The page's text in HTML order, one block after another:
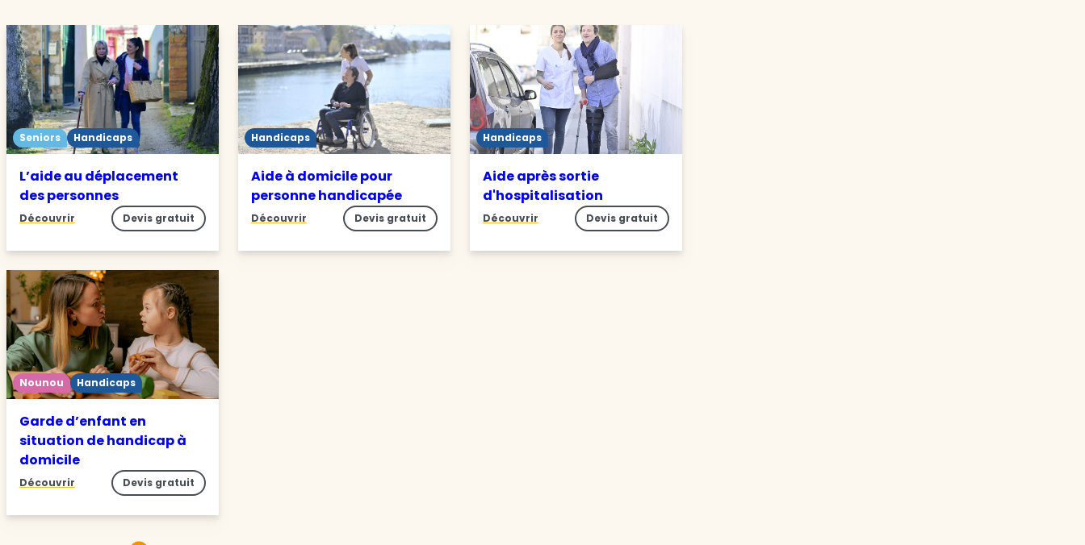
Seniors Handicaps
L’aide au déplacement
des personnes
Découvrir Devis gratuit
Handicaps
Aide à domicile pour
personne handicapée
Découvrir Devis gratuit
Handicaps
Aide après sortie
d'hospitalisation
Découvrir Devis gratuit
Nounou Handicaps
Garde d’enfant en
situation de handicap à
domicile
Découvrir Devis gratuit